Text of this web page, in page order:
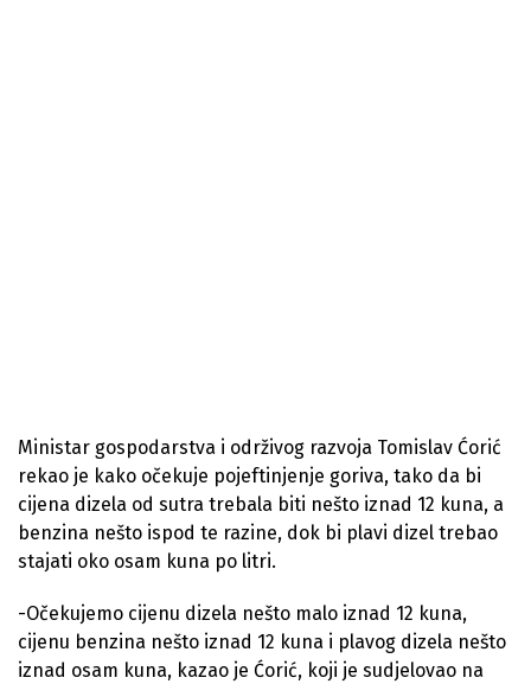
Ministar gospodarstva i održivog razvoja Tomislav Ćorić
rekao je kako očekuje pojeftinjenje goriva, tako da bi
cijena dizela od sutra trebala biti nešto iznad 12 kuna, a
benzina nešto ispod te razine, dok bi plavi dizel trebao
stajati oko osam kuna po litri.
-Očekujemo cijenu dizela nešto malo iznad 12 kuna,
cijenu benzina nešto iznad 12 kuna i plavog dizela nešto
iznad osam kuna, kazao je Ćorić, koji je sudjelovao na